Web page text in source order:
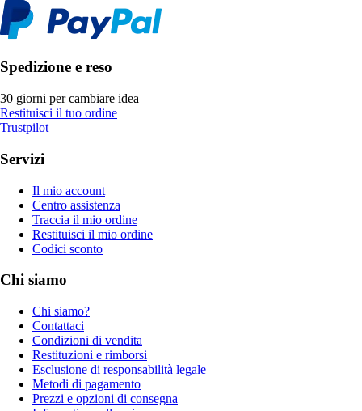
Spedizione e reso
30 giorni per cambiare idea
Restituisci il tuo ordine
Trustpilot
Servizi
Il mio account
Centro assistenza
Traccia il mio ordine
Restituisci il mio ordine
Codici sconto
Chi siamo
Chi siamo?
Contattaci
Condizioni di vendita
Restituzioni e rimborsi
Esclusione di responsabilità legale
Metodi di pagamento
Prezzi e opzioni di consegna